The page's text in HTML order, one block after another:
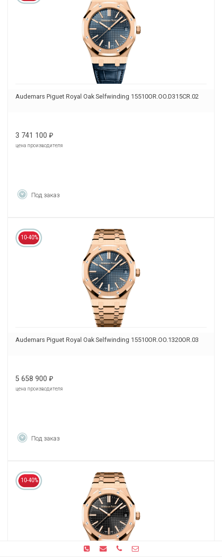
Audemars Piguet Royal Oak Selfwinding 15510OR.OO.D315CR.02
3 741 100 ₽
цена производителя
Под заказ
10-40%
Audemars Piguet Royal Oak Selfwinding 15510OR.OO.1320OR.03
5 658 900 ₽
цена производителя
Под заказ
10-40%